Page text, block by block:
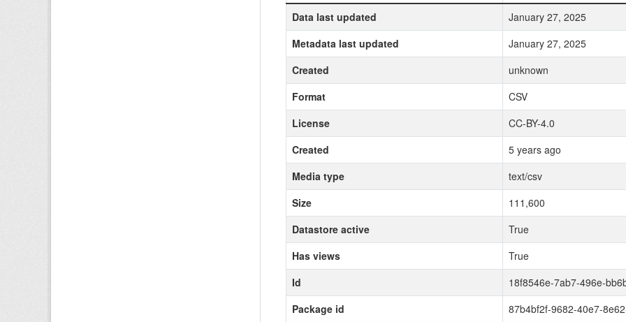
Data last updated
January 27, 2025
Metadata last updated
January 27, 2025
Created
unknown
Format
CSV
License
CC-BY-4.0
Created
5 years ago
Media type
text/csv
Size
111,600
Datastore active
True
Has views
True
Id
18f8546e-7ab7-496e-
Package id
87b4bf2f-9682-40e7-